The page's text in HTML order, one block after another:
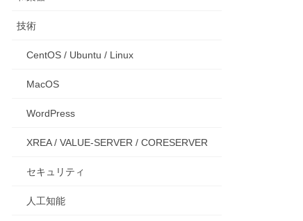
技術
CentOS / Ubuntu / Linux
MacOS
WordPress
XREA / VALUE-SERVER / CORESERVER
セキュリティ
人工知能